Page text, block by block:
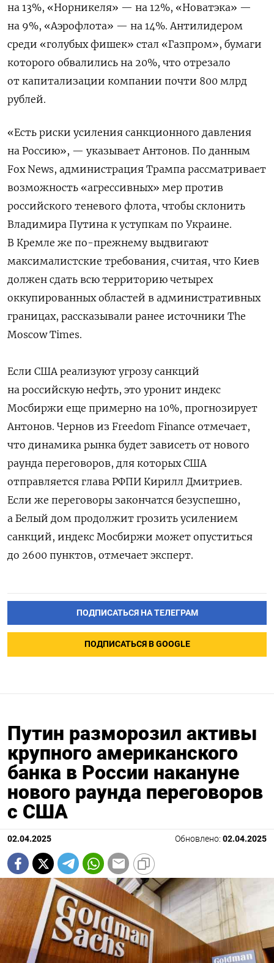
на 13%, «Норникеля» — на 12%, «Новатэка» —
на 9%, «Аэрофлота» — на 14%. Антилидером
среди «голубых фишек» стал «Газпром», бумаги
которого обвалились на 20%, что отрезало
от капитализации компании почти 800 млрд
рублей.
«Есть риски усиления санкционного давления
на Россию», — указывает Антонов. По данным
Fox News, администрация Трампа рассматривает
возможность «агрессивных» мер против
российского теневого флота, чтобы склонить
Владимира Путина к уступкам по Украине.
В Кремле же по-прежнему выдвигают
максималистские требования, считая, что Киев
должен сдать всю территорию четырех
оккупированных областей в административных
границах, рассказывали ранее источники The
Moscow Times.
Если США реализуют угрозу санкций
на российскую нефть, это уронит индекс
Мосбиржи еще примерно на 10%, прогнозирует
Антонов. Чернов из Freedom Finance отмечает,
что динамика рынка будет зависеть от нового
раунда переговоров, для которых США
отправляется глава РФПИ Кирилл Дмитриев.
Если же переговоры закончатся безуспешно,
а Белый дом продолжит грозить усилением
санкций, индекс Мосбиржи может опуститься
до 2600 пунктов, отмечает эксперт.
ПОДПИСАТЬСЯ НА ТЕЛЕГРАМ
ПОДПИСАТЬСЯ В GOOGLE
Путин разморозил активы
крупного американского
банка в России накануне
нового раунда переговоров
с США
02.04.2025 Обновлено: 02.04.2025